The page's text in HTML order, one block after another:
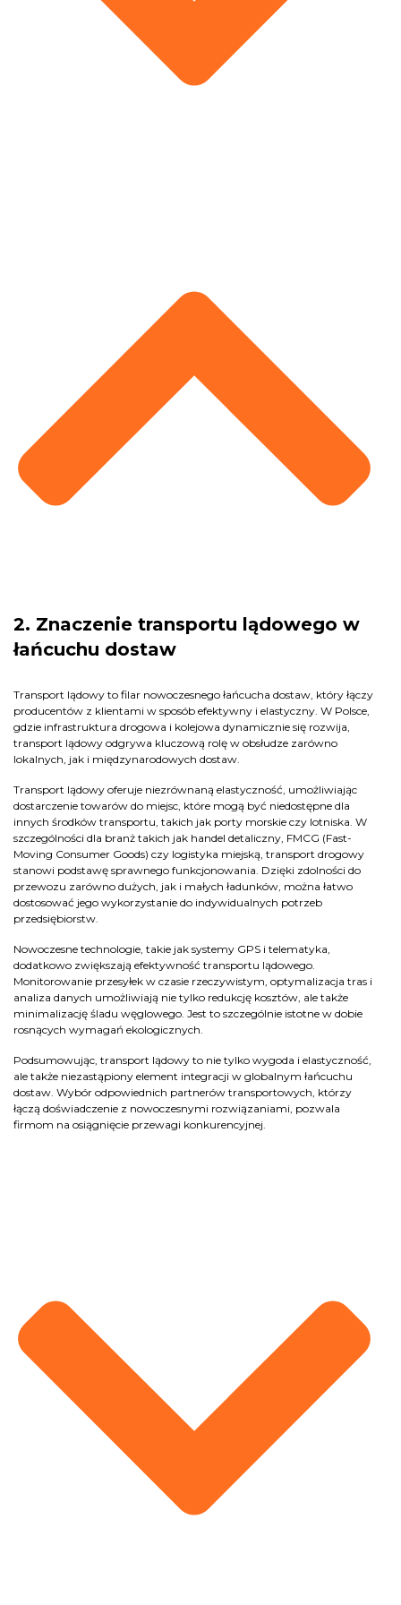
2. Znaczenie transportu lądowego w
łańcuchu dostaw
Transport lądowy to filar nowoczesnego łańcucha dostaw, który łączy
producentów z klientami w sposób efektywny i elastyczny. W Polsce,
gdzie infrastruktura drogowa i kolejowa dynamicznie się rozwija,
transport lądowy odgrywa kluczową rolę w obsłudze zarówno
lokalnych, jak i międzynarodowych dostaw.
Transport lądowy oferuje niezrównaną elastyczność, umożliwiając
dostarczenie towarów do miejsc, które mogą być niedostępne dla
innych środków transportu, takich jak porty morskie czy lotniska. W
szczególności dla branż takich jak handel detaliczny, FMCG (Fast-
Moving Consumer Goods) czy logistyka miejską, transport drogowy
stanowi podstawę sprawnego funkcjonowania. Dzięki zdolności do
przewozu zarówno dużych, jak i małych ładunków, można łatwo
dostosować jego wykorzystanie do indywidualnych potrzeb
przedsiębiorstw.
Nowoczesne technologie, takie jak systemy GPS i telematyka,
dodatkowo zwiększają efektywność transportu lądowego.
Monitorowanie przesyłek w czasie rzeczywistym, optymalizacja tras i
analiza danych umożliwiają nie tylko redukcję kosztów, ale także
minimalizację śladu węglowego. Jest to szczególnie istotne w dobie
rosnących wymagań ekologicznych.
Podsumowując, transport lądowy to nie tylko wygoda i elastyczność,
ale także niezastąpiony element integracji w globalnym łańcuchu
dostaw. Wybór odpowiednich partnerów transportowych, którzy
łączą doświadczenie z nowoczesnymi rozwiązaniami, pozwala
firmom na osiągnięcie przewagi konkurencyjnej.